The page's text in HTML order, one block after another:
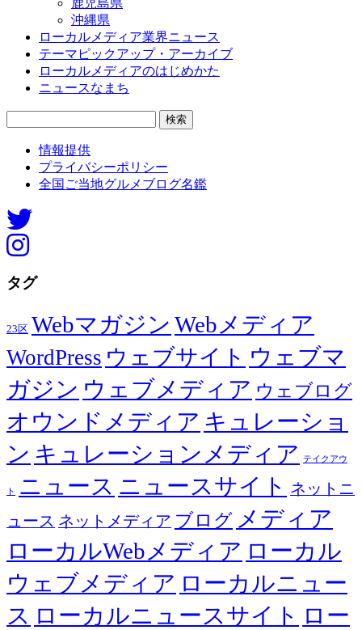
沖縄県
ローカルメディア業界ニュース
テーマピックアップ・アーカイブ
ローカルメディアのはじめかた
ニュースなまち
情報提供
プライバシーポリシー
全国ご当地グルメブログ名鑑
タグ
23区 Webマガジン Webメディア
WordPress ウェブサイト ウェブマ
ガジン ウェブメディア ウェブログ
オウンドメディア キュレーショ
ン キュレーションメディア テイクアウ
ト ニュース ニュースサイト ネットニ
ュース ネットメディア ブログ メディア
ローカルWebメディア ローカル
ウェブメディア ローカルニュー
ス ローカルニュースサイト ロー